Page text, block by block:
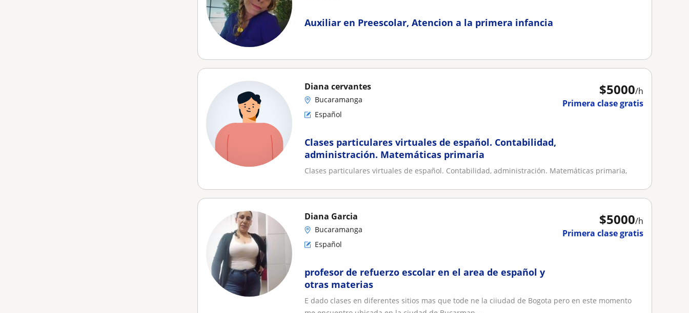
Auxiliar en Preescolar, Atencion a la primera infancia
$5000/h
Primera clase gratis
Diana cervantes
Bucaramanga
Español
Clases particulares virtuales de español. Contabilidad,
administración. Matemáticas primaria
Clases particulares virtuales de español. Contabilidad, administración. Matemáticas primaria,
$5000/h
Primera clase gratis
Diana Garcia
Bucaramanga
Español
profesor de refuerzo escolar en el area de español y
otras materias
E dado clases en diferentes sitios mas que tode ne la ciiudad de Bogota pero en este momento